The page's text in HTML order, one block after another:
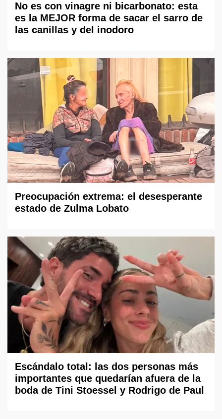
No es con vinagre ni bicarbonato: esta
es la MEJOR forma de sacar el sarro de
las canillas y del inodoro
Preocupación extrema: el desesperante
estado de Zulma Lobato
Escándalo total: las dos personas más
importantes que quedarían afuera de la
boda de Tini Stoessel y Rodrigo de Paul